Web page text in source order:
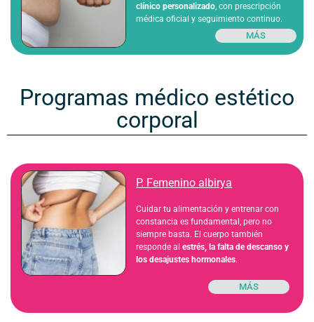
clínico personalizado, con prescripción
médica oficial y seguimiento continuo.
MÁS
Programas médico estético
corporal
P. Femenino albirya
Cuidar tu alimentación y entrenar con
constancia es fundamental, pero no
siempre basta. El cuerpo también
responde alestrés, la falta de descanso y
los desajustes hormonales.
MÁS